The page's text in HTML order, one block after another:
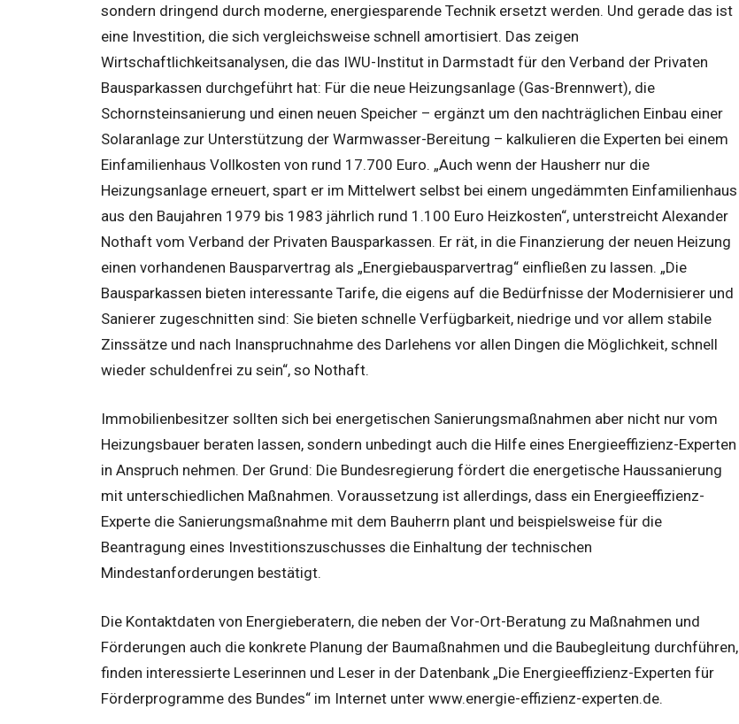
sondern dringend durch moderne, energiesparende Technik ersetzt werden. Und gerade das ist
eine Investition, die sich vergleichsweise schnell amortisiert. Das zeigen
Wirtschaftlichkeitsanalysen, die das IWU-Institut in Darmstadt für den Verband der Privaten
Bausparkassen durchgeführt hat: Für die neue Heizungsanlage (Gas-Brennwert), die
Schornsteinsanierung und einen neuen Speicher – ergänzt um den nachträglichen Einbau einer
Solaranlage zur Unterstützung der Warmwasser-Bereitung – kalkulieren die Experten bei einem
Einfamilienhaus Vollkosten von rund 17.700 Euro. „Auch wenn der Hausherr nur die
Heizungsanlage erneuert, spart er im Mittelwert selbst bei einem ungedämmten Einfamilienhaus
aus den Baujahren 1979 bis 1983 jährlich rund 1.100 Euro Heizkosten“, unterstreicht Alexander
Nothaft vom Verband der Privaten Bausparkassen. Er rät, in die Finanzierung der neuen Heizung
einen vorhandenen Bausparvertrag als „Energiebausparvertrag“ einfließen zu lassen. „Die
Bausparkassen bieten interessante Tarife, die eigens auf die Bedürfnisse der Modernisierer und
Sanierer zugeschnitten sind: Sie bieten schnelle Verfügbarkeit, niedrige und vor allem stabile
Zinssätze und nach Inanspruchnahme des Darlehens vor allen Dingen die Möglichkeit, schnell
wieder schuldenfrei zu sein“, so Nothaft.
Immobilienbesitzer sollten sich bei energetischen Sanierungsmaßnahmen aber nicht nur vom
Heizungsbauer beraten lassen, sondern unbedingt auch die Hilfe eines Energieeffizienz-Experten
in Anspruch nehmen. Der Grund: Die Bundesregierung fördert die energetische Haussanierung
mit unterschiedlichen Maßnahmen. Voraussetzung ist allerdings, dass ein Energieeffizienz-
Experte die Sanierungsmaßnahme mit dem Bauherrn plant und beispielsweise für die
Beantragung eines Investitionszuschusses die Einhaltung der technischen
Mindestanforderungen bestätigt.
Die Kontaktdaten von Energieberatern, die neben der Vor-Ort-Beratung zu Maßnahmen und
Förderungen auch die konkrete Planung der Baumaßnahmen und die Baubegleitung durchführen,
finden interessierte Leserinnen und Leser in der Datenbank „Die Energieeffizienz-Experten für
Förderprogramme des Bundes“ im Internet unter www.energie-effizienz-experten.de.